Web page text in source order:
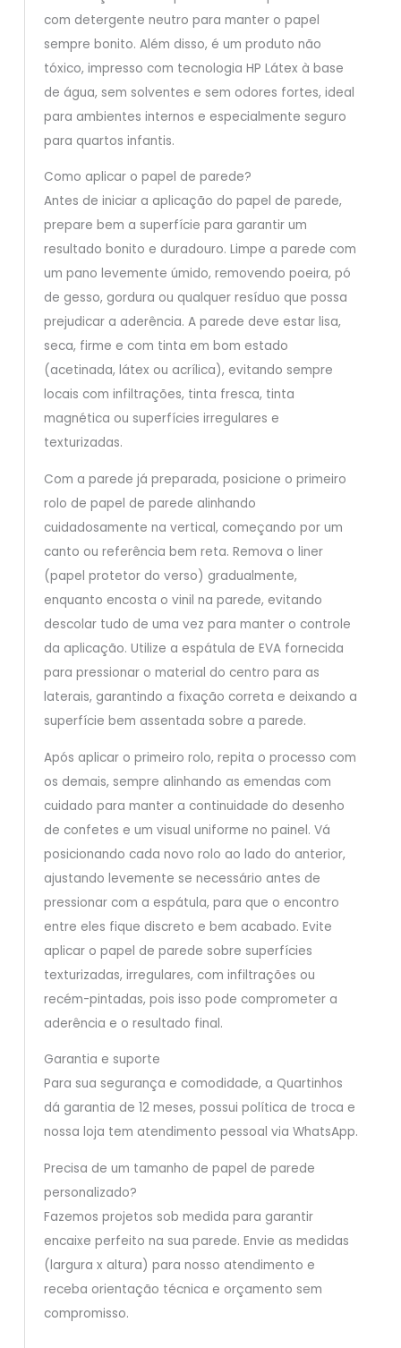
com detergente neutro para manter o papel
sempre bonito. Além disso, é um produto não
tóxico, impresso com tecnologia HP Látex à base
de água, sem solventes e sem odores fortes, ideal
para ambientes internos e especialmente seguro
para quartos infantis.
Como aplicar o papel de parede?
Antes de iniciar a aplicação do papel de parede,
prepare bem a superfície para garantir um
resultado bonito e duradouro. Limpe a parede com
um pano levemente úmido, removendo poeira, pó
de gesso, gordura ou qualquer resíduo que possa
prejudicar a aderência. A parede deve estar lisa,
seca, firme e com tinta em bom estado
(acetinada, látex ou acrílica), evitando sempre
locais com infiltrações, tinta fresca, tinta
magnética ou superfícies irregulares e
texturizadas.
Com a parede já preparada, posicione o primeiro
rolo de papel de parede alinhando
cuidadosamente na vertical, começando por um
canto ou referência bem reta. Remova o liner
(papel protetor do verso) gradualmente,
enquanto encosta o vinil na parede, evitando
descolar tudo de uma vez para manter o controle
da aplicação. Utilize a espátula de EVA fornecida
para pressionar o material do centro para as
laterais, garantindo a fixação correta e deixando a
superfície bem assentada sobre a parede.
Após aplicar o primeiro rolo, repita o processo com
os demais, sempre alinhando as emendas com
cuidado para manter a continuidade do desenho
de confetes e um visual uniforme no painel. Vá
posicionando cada novo rolo ao lado do anterior,
ajustando levemente se necessário antes de
pressionar com a espátula, para que o encontro
entre eles fique discreto e bem acabado. Evite
aplicar o papel de parede sobre superfícies
texturizadas, irregulares, com infiltrações ou
recém-pintadas, pois isso pode comprometer a
aderência e o resultado final.
Garantia e suporte
Para sua segurança e comodidade, a Quartinhos
dá garantia de 12 meses, possui política de troca e
nossa loja tem atendimento pessoal via WhatsApp.
Precisa de um tamanho de papel de parede
personalizado?
Fazemos projetos sob medida para garantir
encaixe perfeito na sua parede. Envie as medidas
(largura x altura) para nosso atendimento e
receba orientação técnica e orçamento sem
compromisso.